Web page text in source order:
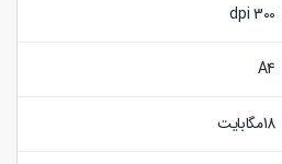
300 dpi
A4
18مگابایت